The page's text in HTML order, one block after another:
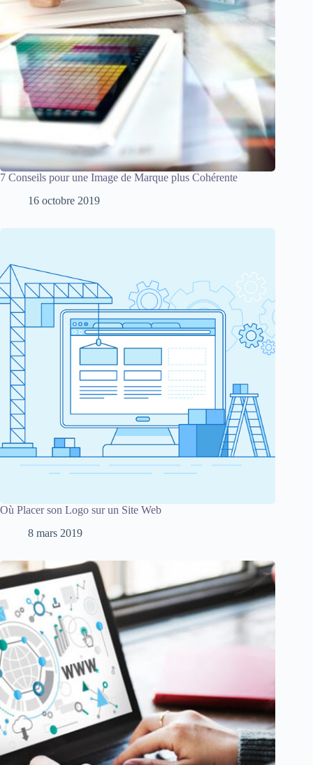
7 Conseils pour une Image de Marque plus Cohérente
16 octobre 2019
Où Placer son Logo sur un Site Web
8 mars 2019